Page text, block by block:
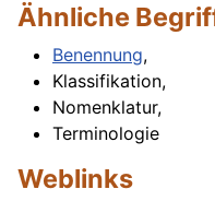
Ähnliche
Benennung,
Klassifikation,
Nomenklatur,
Terminologie
Weblinks